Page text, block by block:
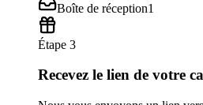
Boîte de réception1
Étape 3
Recevez le lien de votre